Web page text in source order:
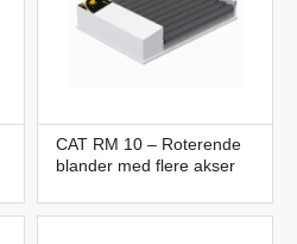
CAT RM 10 – Roterende
blander med flere akser